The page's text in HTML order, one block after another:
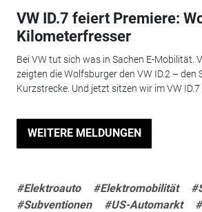
VW ID.7 feiert Premiere:
Kilometerfresser
Bei VW tut sich was in Sachen E-Mobilität.
zeigten die Wolfsburger den VW ID.2 – den
Kurzstrecke. Und jetzt sitzen wir im VW ID.7
WEITERE MELDUNGEN
#Elektroauto #Elektromobilität
#Subventionen
#US-Automarkt